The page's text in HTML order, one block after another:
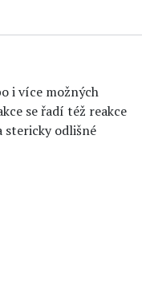
i více možných
se řadí též reakce
stericky odlišné